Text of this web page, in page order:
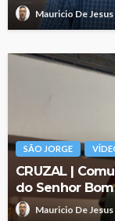
Mauricio De Jesus
SÃO JORGE
CRUZAL |
do Senhor
Mauricio De Jesus